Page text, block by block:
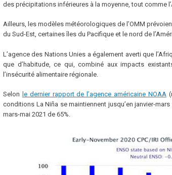
des précipitations inférieures à la moyenne, tout comme
Ailleurs, les modèles météorologiques de l’OMM
du Sud-Est, certaines îles du Pacifique et le nord de
L’agence des Nations Unies a également averti que
que d’habitude, ce qui, combiné aux impacts
l’insécurité alimentaire régionale.
Selon le dernier rapport de l’agence américaine NOAA
conditions La Niña se maintiennent jusqu’en janvier-
mars-mai 2021 de 65%.